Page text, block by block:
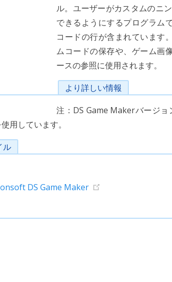
ル。ユーザーがカスタムのニ
できるようにするプログラム
コードの行が含まれています
ムコードの保存や、ゲーム画
ースの参照に使用されます。
より詳しい情報
注：DS Game Makerバージ
用しています。
ル
DS Game Maker